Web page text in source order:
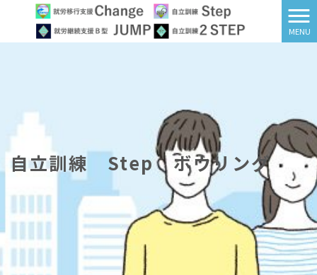
MENU
自立訓練 Step ボウリング